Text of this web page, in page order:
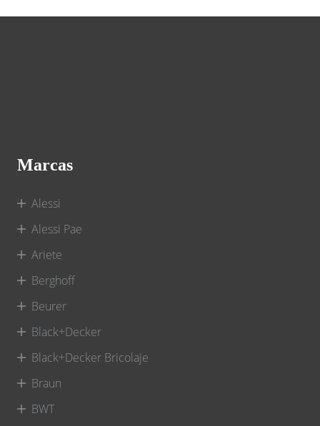
Marcas
Alessi
Alessi Pae
Ariete
Berghoff
Beurer
Black+Decker
Black+Decker Bricolaje
Braun
BWT